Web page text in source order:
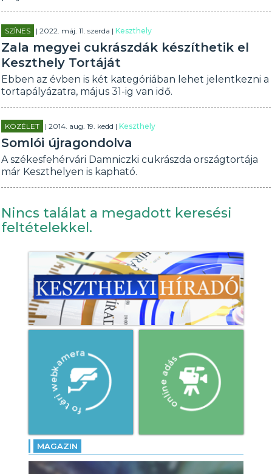
SZÍNES | 2022. máj. 11. szerda |Keszthely
Zala megyei cukrászdák készíthetik el
Keszthely Tortáját
Ebben az évben is két kategóriában lehet jelentkezni a
tortapályázatra, május 31-ig van idő.
KÖZÉLET | 2014. aug. 19. kedd |Keszthely
Somlói újragondolva
A székesfehérvári Damniczki cukrászda országtortája
már Keszthelyen is kapható.
Nincs találat a megadott keresési
feltételekkel.
MAGAZIN